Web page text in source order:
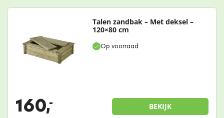
Op voorraad
Talen zandbak – Met deksel –
120×80 cm
160,- BEKIJK